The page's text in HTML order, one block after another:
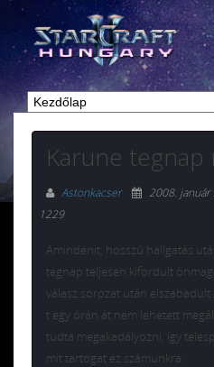
Karune
Astonkacser 2008.
1229
Amindenit, hosszú hallgatás
tegnap teljesen kifordult
válasz sorozat után
t egy órán át nem lehetett
tudta megakadályozni, így
mit tartogat ez számunkra: